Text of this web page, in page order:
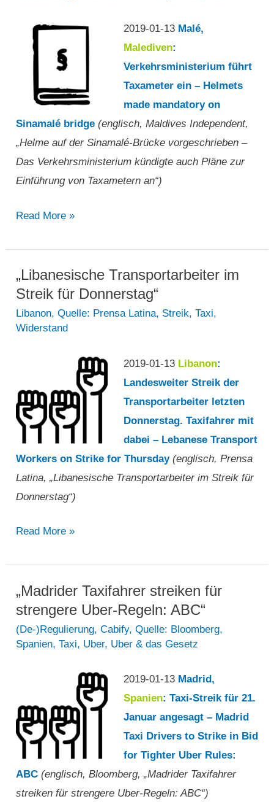
2019-01-13 Malé,
Malediven:
Verkehrsministerium führt
Taxameter ein – Helmets
made mandatory on
Sinamalé bridge (englisch, Maldives Independent,
„Helme auf der Sinamalé-Brücke vorgeschrieben –
Das Verkehrsministerium kündigte auch Pläne zur
Einführung von Taxametern an“)
„Helme
der
Sinamalé-
Brücke
vorgeschrieben
–
Verkehrsministerium
auch
Pläne
zur
Einführung
von
Taxametern
Read More »
„Libanesische Transportarbeiter im
Streik für Donnerstag“
Libanon,Quelle: Prensa Latina, Streik,Taxi,
Widerstand
2019-01-13 Libanon:
Landesweiter Streik der
Transportarbeiter letzten
Donnerstag. Taxifahrer mit
dabei – Lebanese Transport
Workers on Strike for Thursday(englisch, Prensa
Latina, „Libanesische Transportarbeiter im Streik für
Donnerstag“)
„Libanesische
im
Streik
für
Donnerstag“
Read More »
„Madrider Taxifahrer streiken für
strengere Uber-Regeln: ABC“
(De-)Regulierung,Cabify,Quelle: Bloomberg,
Spanien,Taxi, Uber, Uber & das Gesetz
2019-01-13 Madrid,
Spanien: Taxi-Streik für 21.
Januar angesagt – Madrid
Taxi Drivers to Strike in Bid
for Tighter Uber Rules:
ABC(englisch, Bloomberg, „Madrider Taxifahrer
streiken für strengere Uber-Regeln: ABC“)